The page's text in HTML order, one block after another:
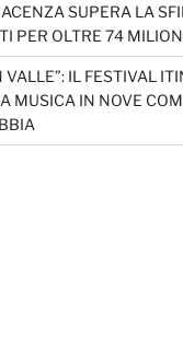
SUPERA LA
PER OLTRE 74
VALLE”: IL FESTIVAL
MUSICA IN NOVE